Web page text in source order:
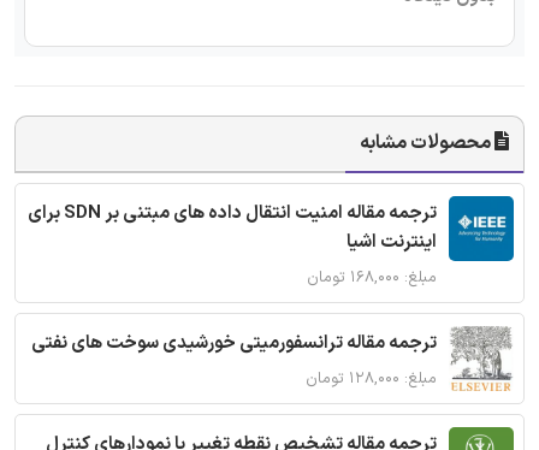
محصولات مشابه
ترجمه مقاله امنیت انتقال داده های مبتنی بر SDN برای
اینترنت اشیا
مبلغ: ۱۶۸,۰۰۰ تومان
ترجمه مقاله ترانسفورمیتی خورشیدی سوخت های نفتی
مبلغ: ۱۲۸,۰۰۰ تومان
ترجمه مقاله تشخیص نقطه تغییر با نمودارهای کنترل